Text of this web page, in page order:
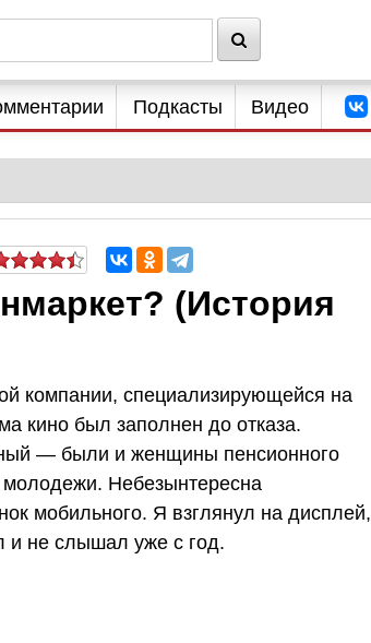
Подкасты Видео
(История
компании, специализирующейся на
кино был заполнен до отказа.
— были и женщины пенсионного
молодежи. Небезынтересна
мобильного. Я взглянул на дисплей,
и не слышал уже с год.